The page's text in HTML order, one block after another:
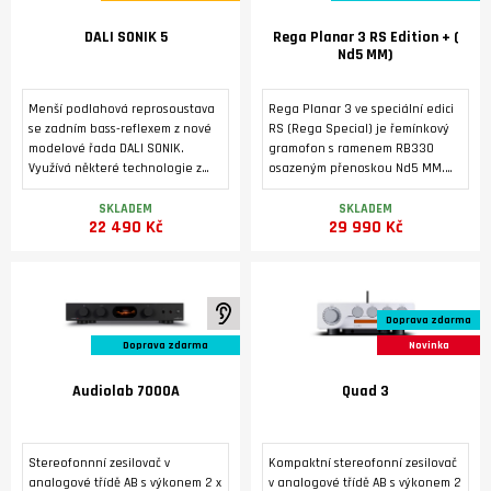
DALI SONIK 5
Menší podlahová reprosoustava
se zadním bass-reflexem z nové
modelové řada DALI SONIK.
Využívá některé technologie z
vyšších modelovových řad značky
DALI. Masivní ozvučnice s
výztuhami a masivními nožkami je
reproduktorem s měkkou, ultra
lehkou kalotovou membránou o
průměru 29 mm. Vyznačuje se
frekvenčním rozsahem a širokým
SKLADEM
22 490 Kč
Rega Planar 3 RS Edition + (
Nd5 MM)
Rega Planar 3 ve speciální edici
RS (Rega Special) je řemínkový
gramofon s ramenem RB330
osazeným přenoskou Nd5 MM.
Tichý 24V motor je poháněn
dedikovaným napájecím zdrojem
Neo PSU MK2. Základna je
motor pohání talíř
prostřednictvím referenčního
SKLADEM
29 990 Kč
K poslechu ve studiu
Doprava zdarma
Audiolab 7000A
Stereofonnní zesilovač v
analogové třídě AB s výkonem 2 x
Doprava zdarma
Novinka
Quad 3
Kompaktní stereofonní zesilovač
v analogové třídě AB s výkonem 2